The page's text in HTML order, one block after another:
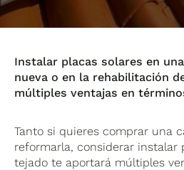
Instalar placas solares en
nueva o en la rehabilitación
múltiples ventajas en
Tanto si quieres comprar una
reformarla, considerar instalar
tejado te aportará múltiples